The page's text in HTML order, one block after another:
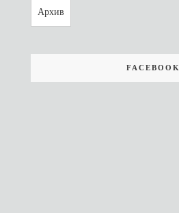
Архив
FACEBOOK